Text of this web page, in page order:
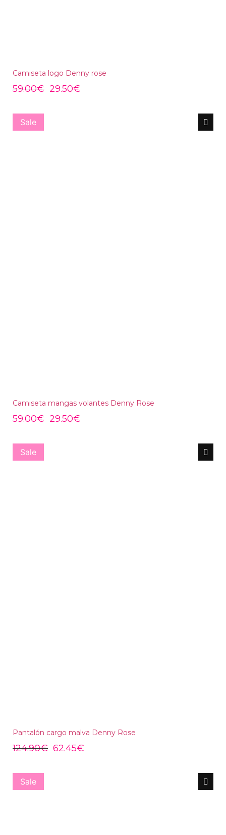
Camiseta logo Denny rose
59.00€ 29.50€
Sale
Camiseta mangas volantes Denny Rose
59.00€ 29.50€
Sale
Pantalón cargo malva Denny Rose
124.90€ 62.45€
Sale